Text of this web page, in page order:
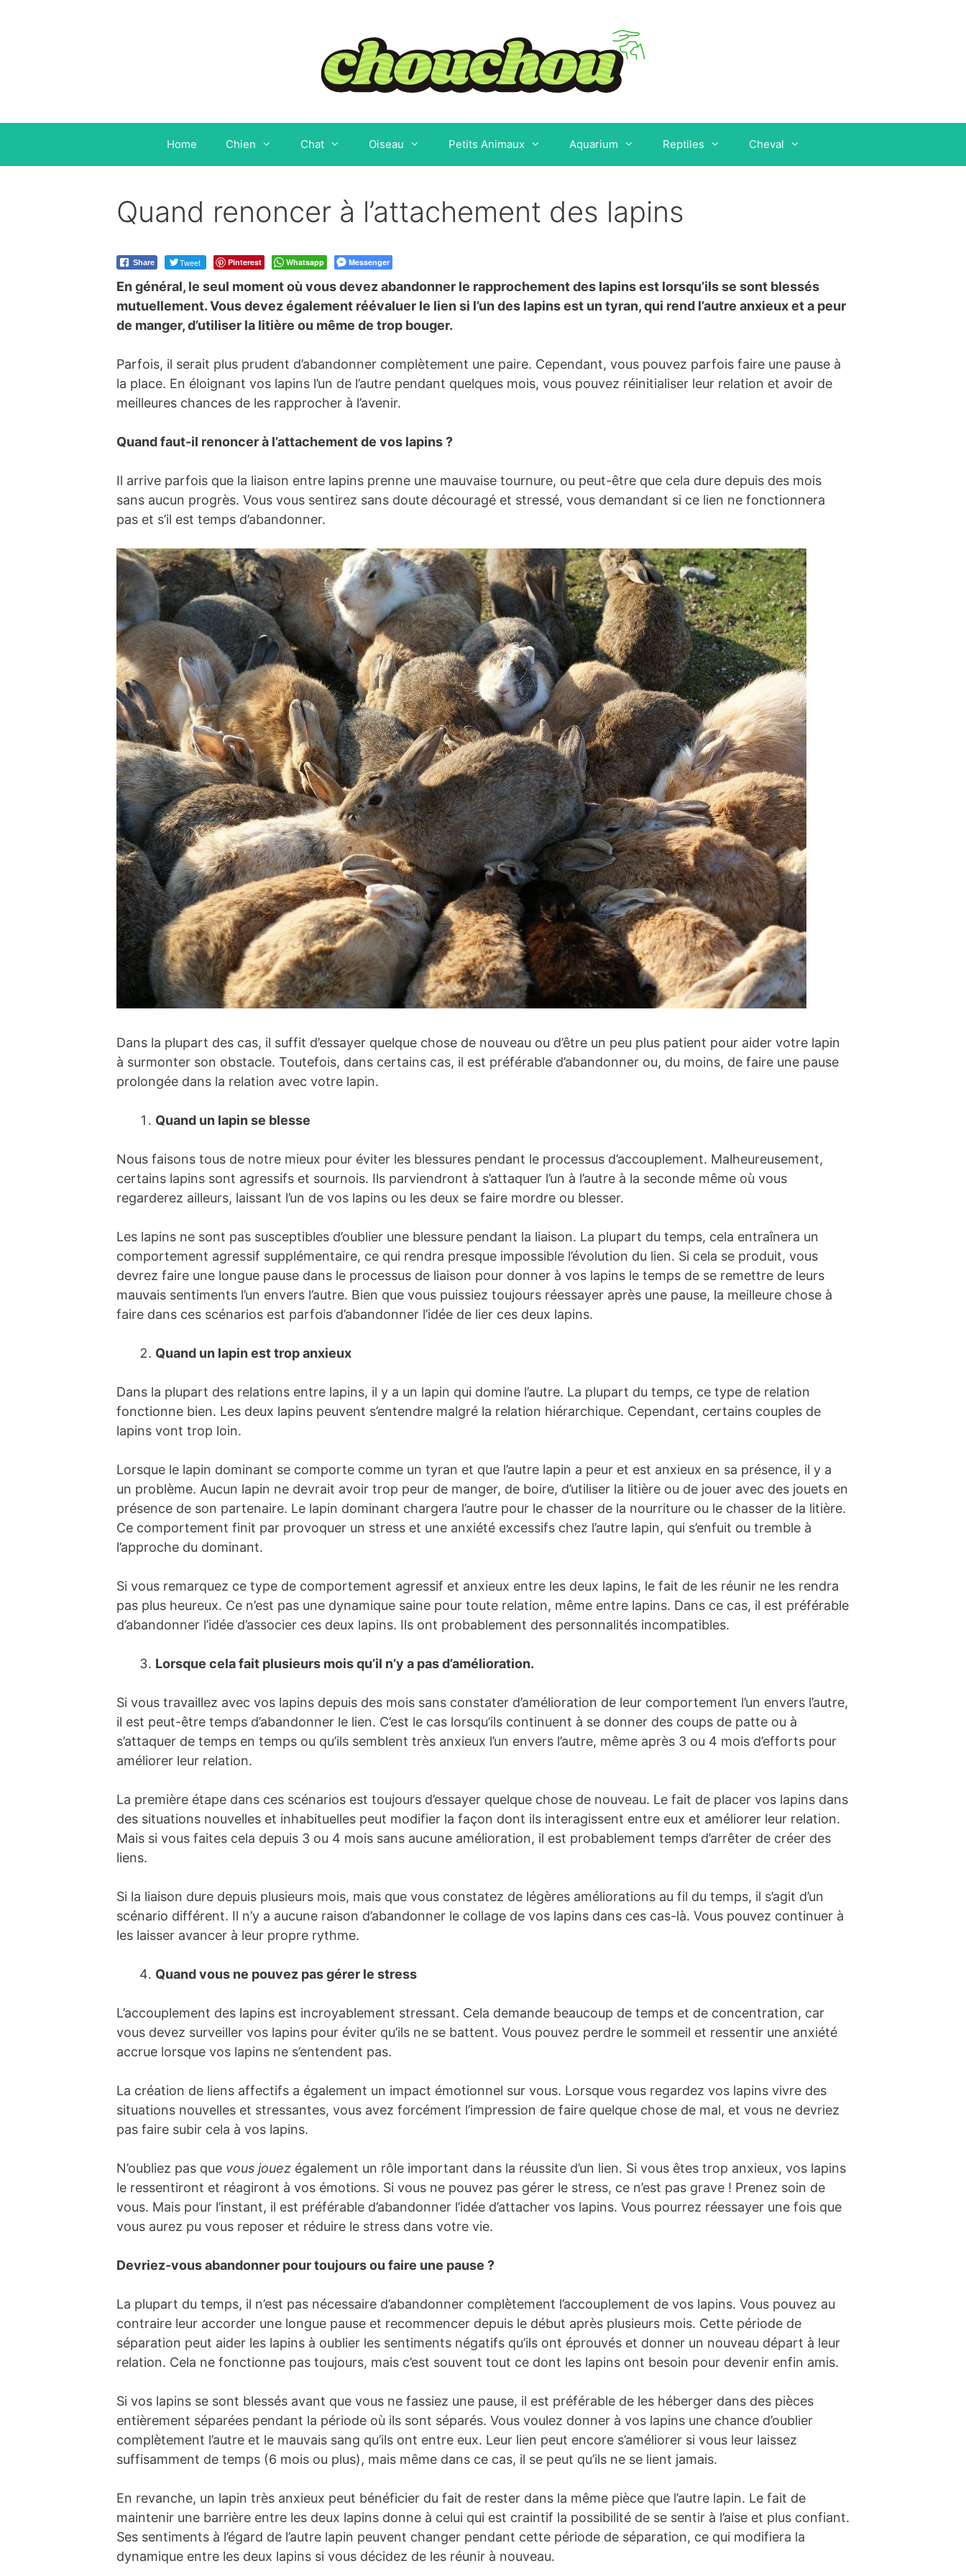
Home Chien Chat Oiseau Petits Animaux Aquarium Reptiles Cheval
Quand renoncer à l’attachement des lapins
Share Tweet Pinterest Whatsapp Messenger
En général, le seul moment où vous devez abandonner le rapprochement des lapins est lorsqu’ils se sont blessés
mutuellement. Vous devez également réévaluer le lien si l’un des lapins est un tyran, qui rend l’autre anxieux et a peur
de manger, d’utiliser la litière ou même de trop bouger.
Parfois, il serait plus prudent d’abandonner complètement une paire. Cependant, vous pouvez parfois faire une pause à
la place. En éloignant vos lapins l’un de l’autre pendant quelques mois, vous pouvez réinitialiser leur relation et avoir de
meilleures chances de les rapprocher à l’avenir.
Quand faut-il renoncer à l’attachement de vos lapins ?
Il arrive parfois que la liaison entre lapins prenne une mauvaise tournure, ou peut-être que cela dure depuis des mois
sans aucun progrès. Vous vous sentirez sans doute découragé et stressé, vous demandant si ce lien ne fonctionnera
pas et s’il est temps d’abandonner.
Dans la plupart des cas, il suffit d’essayer quelque chose de nouveau ou d’être un peu plus patient pour aider votre lapin
à surmonter son obstacle. Toutefois, dans certains cas, il est préférable d’abandonner ou, du moins, de faire une pause
prolongée dans la relation avec votre lapin.
Quand un lapin se blesse
Nous faisons tous de notre mieux pour éviter les blessures pendant le processus d’accouplement. Malheureusement,
certains lapins sont agressifs et sournois. Ils parviendront à s’attaquer l’un à l’autre à la seconde même où vous
regarderez ailleurs, laissant l’un de vos lapins ou les deux se faire mordre ou blesser.
Les lapins ne sont pas susceptibles d’oublier une blessure pendant la liaison. La plupart du temps, cela entraînera un
comportement agressif supplémentaire, ce qui rendra presque impossible l’évolution du lien. Si cela se produit, vous
devrez faire une longue pause dans le processus de liaison pour donner à vos lapins le temps de se remettre de leurs
mauvais sentiments l’un envers l’autre. Bien que vous puissiez toujours réessayer après une pause, la meilleure chose à
faire dans ces scénarios est parfois d’abandonner l’idée de lier ces deux lapins.
Quand un lapin est trop anxieux
Dans la plupart des relations entre lapins, il y a un lapin qui domine l’autre. La plupart du temps, ce type de relation
fonctionne bien. Les deux lapins peuvent s’entendre malgré la relation hiérarchique. Cependant, certains couples de
lapins vont trop loin.
Lorsque le lapin dominant se comporte comme un tyran et que l’autre lapin a peur et est anxieux en sa présence, il y a
un problème. Aucun lapin ne devrait avoir trop peur de manger, de boire, d’utiliser la litière ou de jouer avec des jouets en
présence de son partenaire. Le lapin dominant chargera l’autre pour le chasser de la nourriture ou le chasser de la litière.
Ce comportement finit par provoquer un stress et une anxiété excessifs chez l’autre lapin, qui s’enfuit ou tremble à
l’approche du dominant.
Si vous remarquez ce type de comportement agressif et anxieux entre les deux lapins, le fait de les réunir ne les rendra
pas plus heureux. Ce n’est pas une dynamique saine pour toute relation, même entre lapins. Dans ce cas, il est préférable
d’abandonner l’idée d’associer ces deux lapins. Ils ont probablement des personnalités incompatibles.
Lorsque cela fait plusieurs mois qu’il n’y a pas d’amélioration.
Si vous travaillez avec vos lapins depuis des mois sans constater d’amélioration de leur comportement l’un envers l’autre,
il est peut-être temps d’abandonner le lien. C’est le cas lorsqu’ils continuent à se donner des coups de patte ou à
s’attaquer de temps en temps ou qu’ils semblent très anxieux l’un envers l’autre, même après 3 ou 4 mois d’efforts pour
améliorer leur relation.
La première étape dans ces scénarios est toujours d’essayer quelque chose de nouveau. Le fait de placer vos lapins dans
des situations nouvelles et inhabituelles peut modifier la façon dont ils interagissent entre eux et améliorer leur relation.
Mais si vous faites cela depuis 3 ou 4 mois sans aucune amélioration, il est probablement temps d’arrêter de créer des
liens.
Si la liaison dure depuis plusieurs mois, mais que vous constatez de légères améliorations au fil du temps, il s’agit d’un
scénario différent. Il n’y a aucune raison d’abandonner le collage de vos lapins dans ces cas-là. Vous pouvez continuer à
les laisser avancer à leur propre rythme.
Quand vous ne pouvez pas gérer le stress
L’accouplement des lapins est incroyablement stressant. Cela demande beaucoup de temps et de concentration, car
vous devez surveiller vos lapins pour éviter qu’ils ne se battent. Vous pouvez perdre le sommeil et ressentir une anxiété
accrue lorsque vos lapins ne s’entendent pas.
La création de liens affectifs a également un impact émotionnel sur vous. Lorsque vous regardez vos lapins vivre des
situations nouvelles et stressantes, vous avez forcément l’impression de faire quelque chose de mal, et vous ne devriez
pas faire subir cela à vos lapins.
N’oubliez pas que vous jouez également un rôle important dans la réussite d’un lien. Si vous êtes trop anxieux, vos lapins
le ressentiront et réagiront à vos émotions. Si vous ne pouvez pas gérer le stress, ce n’est pas grave ! Prenez soin de
vous. Mais pour l’instant, il est préférable d’abandonner l’idée d’attacher vos lapins. Vous pourrez réessayer une fois que
vous aurez pu vous reposer et réduire le stress dans votre vie.
Devriez-vous abandonner pour toujours ou faire une pause ?
La plupart du temps, il n’est pas nécessaire d’abandonner complètement l’accouplement de vos lapins. Vous pouvez au
contraire leur accorder une longue pause et recommencer depuis le début après plusieurs mois. Cette période de
séparation peut aider les lapins à oublier les sentiments négatifs qu’ils ont éprouvés et donner un nouveau départ à leur
relation. Cela ne fonctionne pas toujours, mais c’est souvent tout ce dont les lapins ont besoin pour devenir enfin amis.
Si vos lapins se sont blessés avant que vous ne fassiez une pause, il est préférable de les héberger dans des pièces
entièrement séparées pendant la période où ils sont séparés. Vous voulez donner à vos lapins une chance d’oublier
complètement l’autre et le mauvais sang qu’ils ont entre eux. Leur lien peut encore s’améliorer si vous leur laissez
suffisamment de temps (6 mois ou plus), mais même dans ce cas, il se peut qu’ils ne se lient jamais.
En revanche, un lapin très anxieux peut bénéficier du fait de rester dans la même pièce que l’autre lapin. Le fait de
maintenir une barrière entre les deux lapins donne à celui qui est craintif la possibilité de se sentir à l’aise et plus confiant.
Ses sentiments à l’égard de l’autre lapin peuvent changer pendant cette période de séparation, ce qui modifiera la
dynamique entre les deux lapins si vous décidez de les réunir à nouveau.